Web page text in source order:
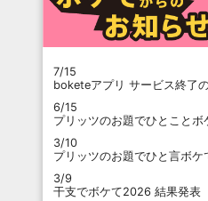
7/15
boketeアプリ サービス終了
6/15
プリッツのお題でひとことボ
3/10
プリッツのお題でひと言ボケ
3/9
干支でボケて2026 結果発表